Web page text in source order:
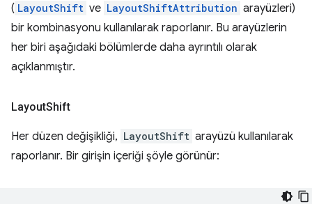
( LayoutShift ve LayoutShiftAttribution arayüzleri)
bir kombinasyonu kullanılarak raporlanır. Bu arayüzlerin
her biri aşağıdaki bölümlerde daha ayrıntılı olarak
açıklanmıştır.
LayoutShift
Her düzen değişikliği, LayoutShift arayüzü kullanılarak
raporlanır. Bir girişin içeriği şöyle görünür: